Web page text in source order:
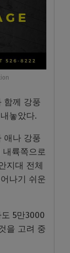
함께 강풍
놓았다.
애나 강풍
륙쪽으로
지대 전체
나기 쉬운
5만3000
을 고려 중